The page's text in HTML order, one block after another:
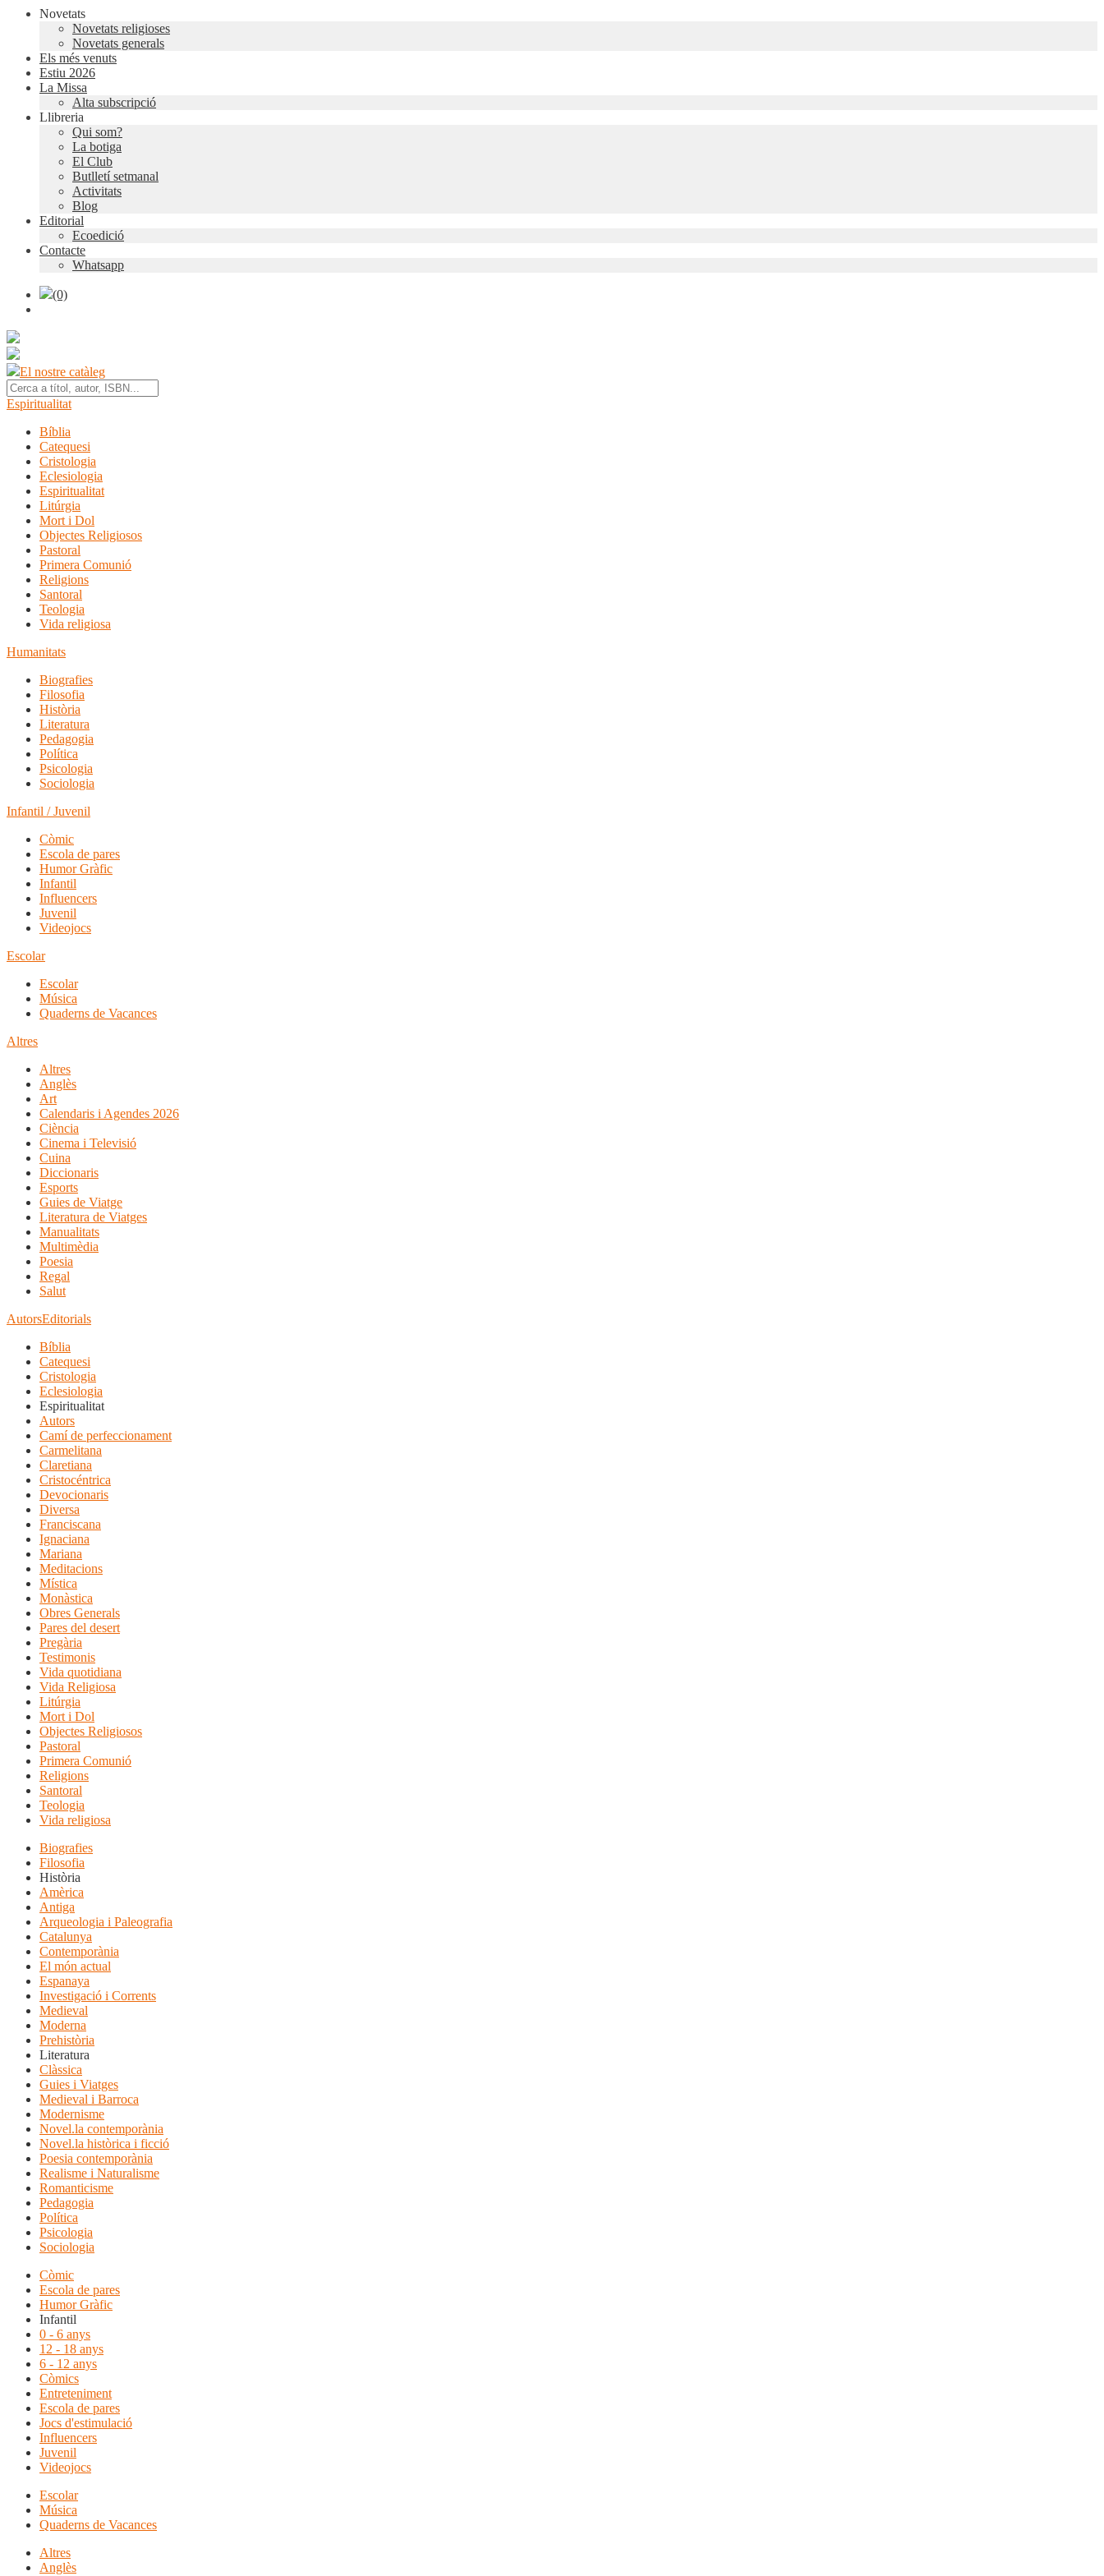
Novetats
Novetats religioses
Novetats generals
Els més venuts
Estiu 2026
La Missa
Alta subscripció
Llibreria
Qui som?
La botiga
El Club
Butlletí setmanal
Activitats
Blog
Editorial
Ecoedició
Contacte
Whatsapp
(0)
El nostre catàleg
Espiritualitat
Bíblia
Catequesi
Cristologia
Eclesiologia
Espiritualitat
Litúrgia
Mort i Dol
Objectes Religiosos
Pastoral
Primera Comunió
Religions
Santoral
Teologia
Vida religiosa
Humanitats
Biografies
Filosofia
Història
Literatura
Pedagogia
Política
Psicologia
Sociologia
Infantil / Juvenil
Còmic
Escola de pares
Humor Gràfic
Infantil
Influencers
Juvenil
Videojocs
Escolar
Escolar
Música
Quaderns de Vacances
Altres
Altres
Anglès
Art
Calendaris i Agendes 2026
Ciència
Cinema i Televisió
Cuina
Diccionaris
Esports
Guies de Viatge
Literatura de Viatges
Manualitats
Multimèdia
Poesia
Regal
Salut
AutorsEditorials
Bíblia
Catequesi
Cristologia
Eclesiologia
Espiritualitat
Autors
Camí de perfeccionament
Carmelitana
Claretiana
Cristocéntrica
Devocionaris
Diversa
Franciscana
Ignaciana
Mariana
Meditacions
Mística
Monàstica
Obres Generals
Pares del desert
Pregària
Testimonis
Vida quotidiana
Vida Religiosa
Litúrgia
Mort i Dol
Objectes Religiosos
Pastoral
Primera Comunió
Religions
Santoral
Teologia
Vida religiosa
Biografies
Filosofia
Història
Amèrica
Antiga
Arqueologia i Paleografia
Catalunya
Contemporània
El món actual
Espanaya
Investigació i Corrents
Medieval
Moderna
Prehistòria
Literatura
Clàssica
Guies i Viatges
Medieval i Barroca
Modernisme
Novel.la contemporània
Novel.la històrica i ficció
Poesia contemporània
Realisme i Naturalisme
Romanticisme
Pedagogia
Política
Psicologia
Sociologia
Còmic
Escola de pares
Humor Gràfic
Infantil
0 - 6 anys
12 - 18 anys
6 - 12 anys
Còmics
Entreteniment
Escola de pares
Jocs d'estimulació
Influencers
Juvenil
Videojocs
Escolar
Música
Quaderns de Vacances
Altres
Anglès